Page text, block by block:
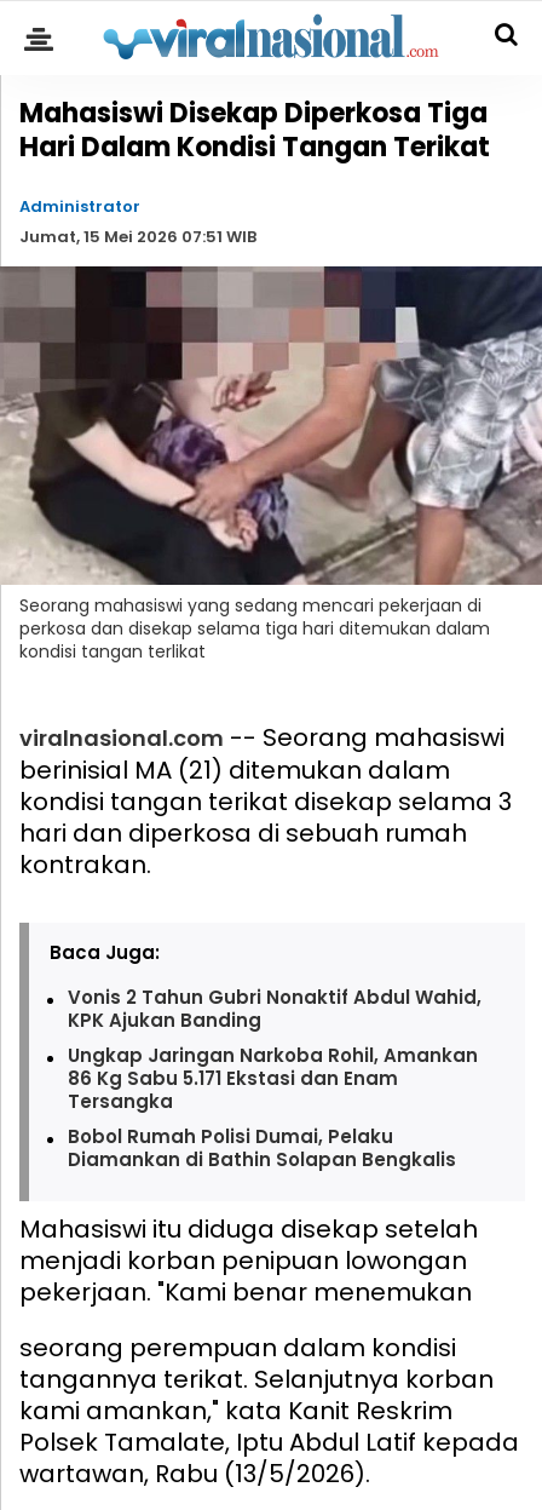
Mahasiswi Disekap Diperkosa Tiga
Hari Dalam Kondisi Tangan Terikat
Administrator
Jumat, 15 Mei 2026 07:51 WIB
Seorang mahasiswi yang sedang mencari pekerjaan di
perkosa dan disekap selama tiga hari ditemukan dalam
kondisi tangan terlikat
viralnasional.com -- Seorang mahasiswi
berinisial MA (21) ditemukan dalam
kondisi tangan terikat disekap selama 3
hari dan diperkosa di sebuah rumah
kontrakan.
Baca Juga:
Vonis 2 Tahun Gubri Nonaktif Abdul Wahid,
KPK Ajukan Banding
Ungkap Jaringan Narkoba Rohil, Amankan
86 Kg Sabu 5.171 Ekstasi dan Enam
Tersangka
Bobol Rumah Polisi Dumai, Pelaku
Diamankan di Bathin Solapan Bengkalis
Mahasiswi itu diduga disekap setelah
menjadi korban penipuan lowongan
pekerjaan. "Kami benar menemukan
seorang perempuan dalam kondisi
tangannya terikat. Selanjutnya korban
kami amankan," kata Kanit Reskrim
Polsek Tamalate, Iptu Abdul Latif kepada
wartawan, Rabu (13/5/2026).